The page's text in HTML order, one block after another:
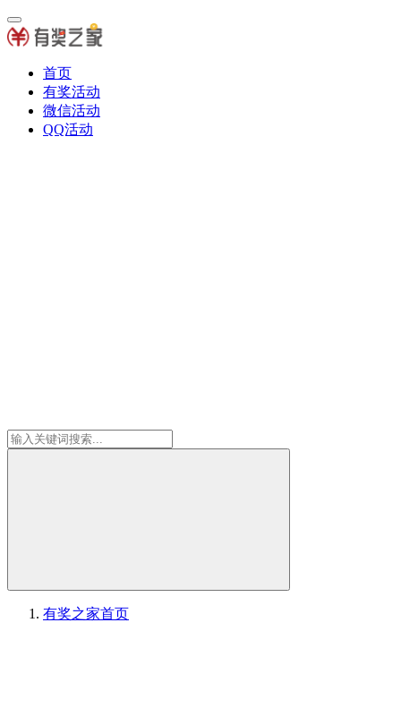
首页
有奖活动
微信活动
QQ活动
有奖之家首页